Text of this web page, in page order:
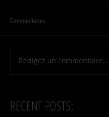
RECENT POSTS:
Commentaires
Rédigez un commentaire...